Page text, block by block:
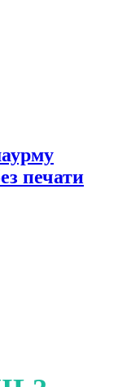
печати